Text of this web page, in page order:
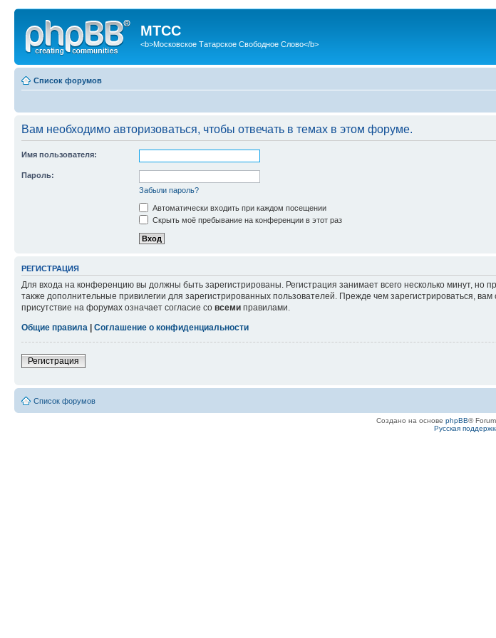
МТСС
<b>Московское Татарское Свободное Слово</b>
Список форумов
Вам необходимо авторизоваться, чтобы отвечать в темах в этом форуме.
Имя пользователя:
Пароль:
Забыли пароль?
Автоматически входить при каждом посещении
Скрыть моё пребывание на конференции в этот раз
РЕГИСТРАЦИЯ
Для входа на конференцию вы должны быть зарегистрированы. Регистрация занимает всего несколько минут,
также дополнительные привилегии для зарегистрированных пользователей. Прежде чем зарегистрироваться,
присутствие на форумах означает согласие со всеми правилами.
Общие правила
Соглашение о конфиденциальности
Регистрация
Список форумов
Создано на основе phpBB®
Русская